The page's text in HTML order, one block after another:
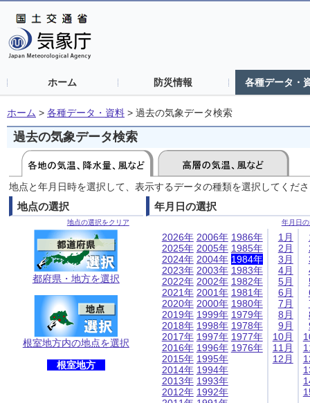
ホーム 防災情報 各種データ・
ホーム > 各種データ・資料 > 過去の気象データ検索
過去の気象データ検索
地点と年月日時を選択して、表示するデータの種類を選択してくだ
地点の選択
地点の選択をクリア
都府県・地方を選択
根室地方内の地点を選択
根室地方
年月日の選択
年月日
2026年
2025年
2024年
2023年
2022年
2021年
2020年
2019年
2018年
2017年
2016年
2015年
2014年
2013年
2012年
2006年
2005年
2004年
2003年
2002年
2001年
2000年
1999年
1998年
1997年
1996年
1995年
1994年
1993年
1992年
1986年
1985年
1984年
1983年
1982年
1981年
1980年
1979年
1978年
1977年
1976年
1月
2月
3月
4月
5月
6月
7月
8月
9月
10月
11月
12月